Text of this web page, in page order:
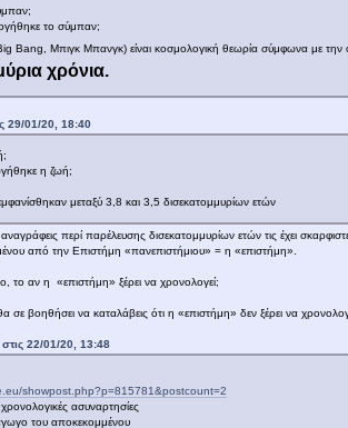
το σύμπαν;
Bang, Μπιγκ Μπανγκ) είναι κοσμολογική θεωρία σύμφωνα με την
χρόνια.
29/01/20, 18:40
η ζωή;
μεταξύ 3,8 και 3,5 δισεκατομμυρίων ετών
περί παρέλευσης δισεκατομμυρίων ετών τις έχει
από την Επιστήμη «πανεπιστήμιου» = η «επιστήμη».
το αν η «επιστήμη» ξέρει να χρονολογεί;
βοηθήσει να καταλάβεις ότι η «επιστήμη» δεν ξέρει να
22/01/20, 13:48
showpost.php?p=815781&postcount=2
ασυναρτησίες
του αποκεκομμένου